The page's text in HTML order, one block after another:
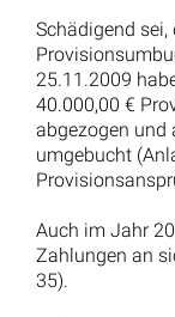
Schädigend sei,
25.11.2009
40.000,00 €
abgezogen und
umgebucht
Auch im Jahr
Zahlungen an
35).